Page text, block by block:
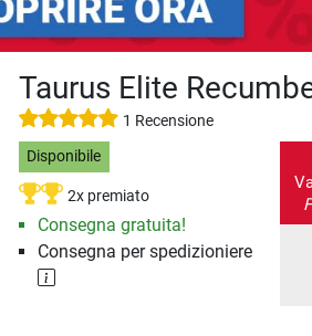
Taurus Elite
1 Recensione
Disponibile
2x premiato
Consegna gratuita!
Consegna per spedizioniere